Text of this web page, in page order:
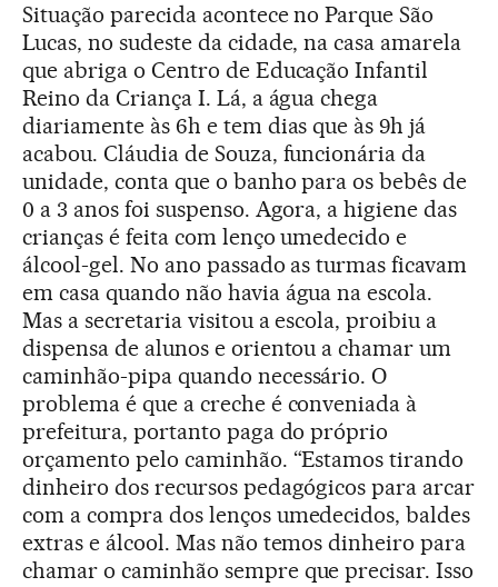
Situação parecida acontece no Parque São
Lucas, no sudeste da cidade, na casa amarela
que abriga o Centro de Educação Infantil
Reino da Criança I. Lá, a água chega
diariamente às 6h e tem dias que às 9h já
acabou. Cláudia de Souza, funcionária da
unidade, conta que o banho para os bebês de
0 a 3 anos foi suspenso. Agora, a higiene das
crianças é feita com lenço umedecido e
álcool-gel. No ano passado as turmas ficavam
em casa quando não havia água na escola.
Mas a secretaria visitou a escola, proibiu a
dispensa de alunos e orientou a chamar um
caminhão-pipa quando necessário. O
problema é que a creche é conveniada à
prefeitura, portanto paga do próprio
orçamento pelo caminhão. “Estamos tirando
dinheiro dos recursos pedagógicos para arcar
com a compra dos lenços umedecidos, baldes
extras e álcool. Mas não temos dinheiro para
chamar o caminhão sempre que precisar. Isso